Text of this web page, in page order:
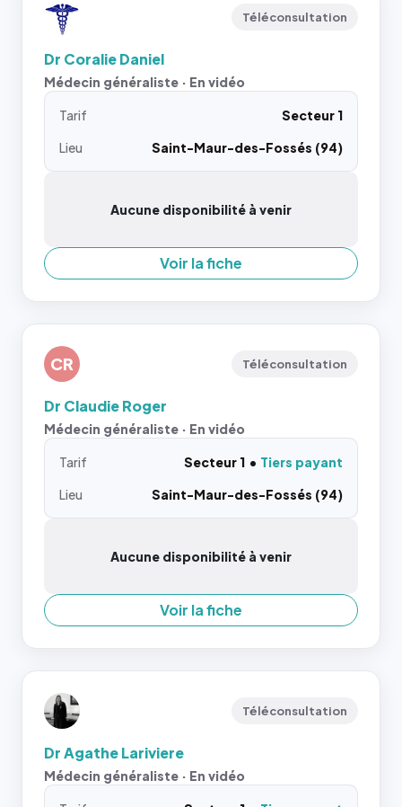
Téléconsultation
Dr Coralie Daniel
Médecin généraliste · En vidéo
Tarif
Secteur 1
Lieu
Saint-Maur-des-Fossés (94)
Aucune disponibilité à venir
Voir la fiche
CR Téléconsultation
Dr Claudie Roger
Médecin généraliste · En vidéo
Tarif Secteur 1
Tiers payant
Lieu
Saint-Maur-des-Fossés (94)
Aucune disponibilité à venir
Voir la fiche
Téléconsultation
Dr Agathe Lariviere
Médecin généraliste · En vidéo